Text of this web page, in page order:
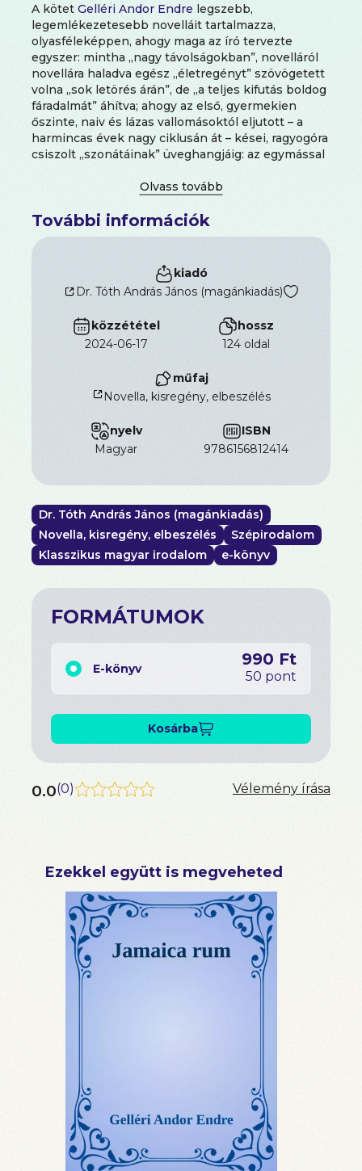
A kötet Gelléri Andor Endre legszebb,
legemlékezetesebb novelláit tartalmazza,
olyasféleképpen, ahogy maga az író tervezte
egyszer: mintha „nagy távolságokban”, novelláról
novellára haladva egész „életregényt” szövögetett
volna „sok letörés árán”, de „a teljes kifutás boldog
fáradalmát” áhítva; ahogy az első, gyermekien
őszinte, naiv és lázas vallomásoktól eljutott – a
harmincas évek nagy ciklusán át – kései, ragyogóra
csiszolt „szonátáinak” üveghangjáig: az egymással
helyzetek varázslatos homályáig, amelyek mögött
meg.
További információk
kiadó
Dr. Tóth András János (magánkiadás)
közzététel
2024-06-17
hossz
124 oldal
műfaj
Novella, kisregény, elbeszélés
nyelv
magyar
ISBN
9786156812414
Dr. Tóth András János (magánkiadás)
Novella, kisregény, elbeszélés
Szépirodalom
Klasszikus magyar irodalom
e-könyv
FORMÁTUMOK
E-könyv 990 Ft
50 pont
Kosárba
0.0(0) Vélemény írása
Ezekkel együtt is megveheted